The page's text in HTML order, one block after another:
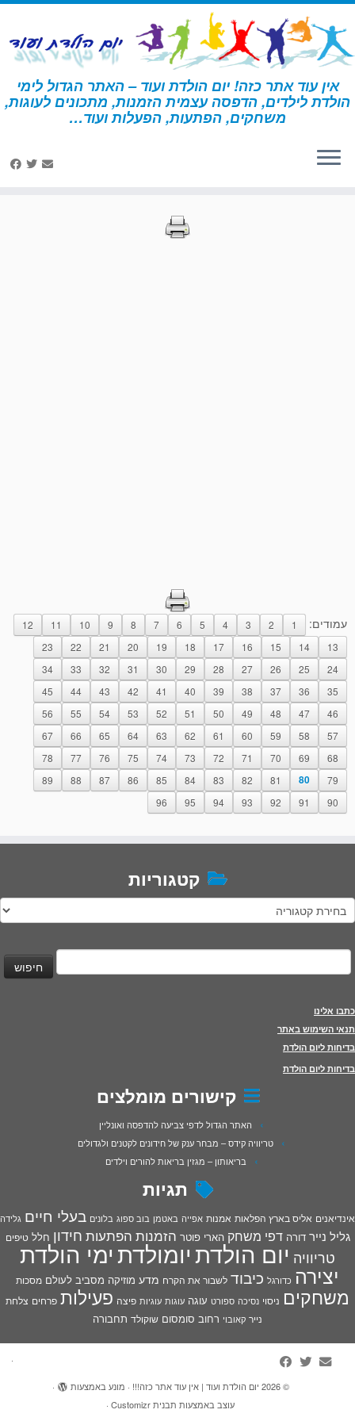
דלג
לתוכן
אין עוד אתר כזה! יום הולדת ועוד – האתר הגדול לימי
הולדת לילדים, הדפסה עצמית הזמנות, מתכונים לעוגות,
משחקים, הפתעות, הפעלות ועוד… דף הבית » הדפסות – בעלי חיים 2 » עמוד 80
הדפסות – בעלי חיים 2
עמודים: 1
2
3
4
5
6
7
8
9
10
11
12
13
14
15
16
17
18
19
20
21
22
23
24
25
26
27
28
29
30
31
32
33
34
35
36
37
38
39
40
41
42
43
44
45
46
47
48
49
50
51
52
53
54
55
56
57
58
59
60
61
62
63
64
65
66
67
68
69
70
71
72
73
74
75
76
77
78
79
80
81
82
83
84
85
86
87
88
89
90
91
92
93
94
95
96
קטגוריות
קטגוריות
כתבו אלינו
תנאי השימוש באתר
בדיחות ליום הולדת
בדיחות ליום הולדת
קישורים מומלצים
האתר הגדול לדפי צביעה להדפסה ואונליין
טריוויה קידס – מבחר ענק של חידונים לקטנים ולגדולים
בריאותון – מגזין בריאות להורים וילדים
תגיות
אינדיאנים אליס בארץ הפלאות אמנות אפייה באטמן בוב ספוג בלונים בעלי חיים גלידה
גליל נייר דורה דפי משחק הארי פוטר הזמנות הפתעות חידון חלל טיפים
טריוויה יום הולדתיומולדתימי הולדת
יצירה כדורגל כיבוד לשבור את הקרח מדע מוזיקה מסביב לעולם מסכות
משחקים ניסוי נסיכה ספורט עוגה עוגות עוגיות פיצה פעילות פרחים צלחת
נייר קאובוי רחוב סומסום שוקולד תחבורה
·
© 2026 יום הולדת ועוד | אין עוד אתר כזה!!! · מונע באמצעות
·
עוצב באמצעות תבנית Customizr ·